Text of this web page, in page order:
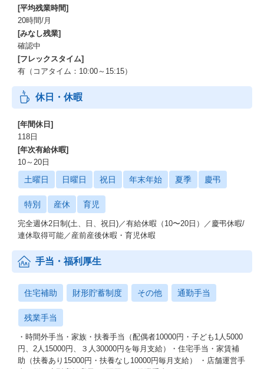
[平均残業時間]
20時間/月
[みなし残業]
確認中
[フレックスタイム]
有（コアタイム：10:00～15:15）
休日・休暇
[年間休日]
118日
[年次有給休暇]
10～20日
土曜日 日曜日 祝日 年末年始 夏季 慶弔
特別 産休 育児
完全週休2日制(土、日、祝日)／有給休暇（10〜20日）／慶弔休暇/
連休取得可能／産前産後休暇・育児休暇
手当・福利厚生
住宅補助 財形貯蓄制度 その他 通勤手当
残業手当
・時間外手当・家族・扶養手当（配偶者10000円・子ども1人5000
円、2人15000円、３人30000円を毎月支給）・住宅手当・家賃補
助（扶養あり15000円・扶養なし10000円毎月支給） ・店舗運営手